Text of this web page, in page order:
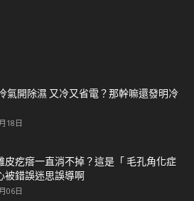
氣開除濕 又冷又省電？那幹嘛還發明冷
18日
皮疙瘩一直消不掉？這是「 毛孔角化症
被錯誤迷思誤導啊
06日